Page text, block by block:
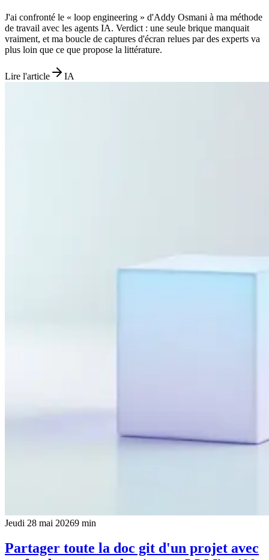
J'ai confronté le « loop engineering » d'Addy Osmani à ma méthode
de travail avec les agents IA. Verdict : une seule brique manquait
vraiment, et ma boucle de captures d'écran relues par des experts va
plus loin que ce que propose la littérature.
Lire l'article IA
Jeudi 28 mai 20269 min
Partager toute la doc git d'un projet avec